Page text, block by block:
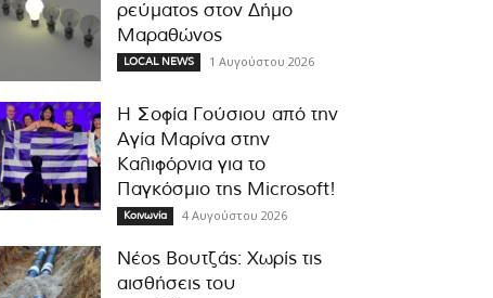
ρεύματος στον Δήμο
Μαραθώνος
LOCAL NEWS 1 Αυγούστου 2026
Η Σοφία Γούσιου από την
Αγία Μαρίνα στην
Καλιφόρνια για το
Παγκόσμιο της Microsoft!
Κοινωνία 4 Αυγούστου 2026
Νέος Βουτζάς: Χωρίς τις
αισθήσεις του